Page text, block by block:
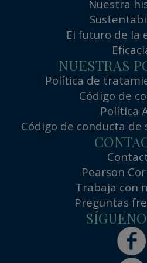
Nuestra
El futuro de la
NUESTRAS
Política de
Código de
Política
Código de conducta de
Pearson
Trabaja con
Preguntas